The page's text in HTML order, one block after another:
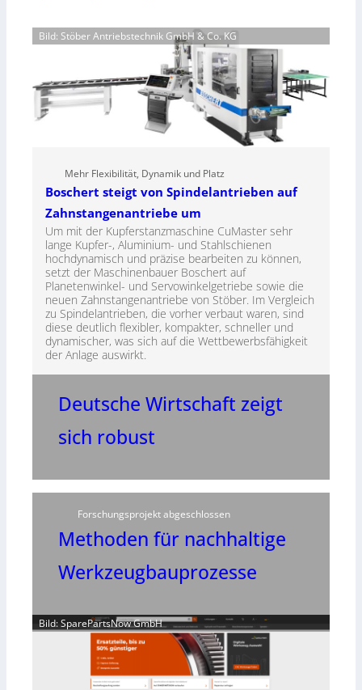
Bild: Stöber Antriebstechnik GmbH & Co. KG
Mehr Flexibilität, Dynamik und Platz
Boschert steigt von Spindelantrieben auf
Zahnstangenantriebe um
Um mit der Kupferstanzmaschine CuMaster sehr
lange Kupfer-, Aluminium- und Stahlschienen
hochdynamisch und präzise bearbeiten zu können,
setzt der Maschinenbauer Boschert auf
Planetenwinkel- und Servowinkelgetriebe sowie die
neuen Zahnstangenantriebe von Stöber. Im Vergleich
zu Spindelantrieben, die vorher verbaut waren, sind
diese deutlich flexibler, kompakter, schneller und
dynamischer, was sich auf die Wettbewerbsfähigkeit
der Anlage auswirkt.
Deutsche Wirtschaft zeigt
sich robust
Forschungsprojekt abgeschlossen
Methoden für nachhaltige
Werkzeugbauprozesse
Bild: SparePartsNow GmbH